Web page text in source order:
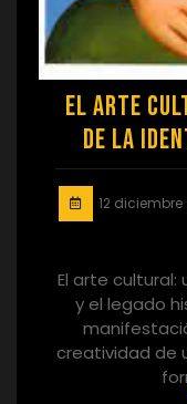
El Arte
de la
12 diciembre
El arte cultural:
y el legado
creatividad de